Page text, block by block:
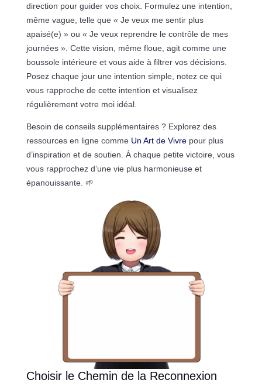
direction pour guider vos choix. Formulez une intention,
même vague, telle que « Je veux me sentir plus
apaisé(e) » ou « Je veux reprendre le contrôle de mes
journées ». Cette vision, même floue, agit comme une
boussole intérieure et vous aide à filtrer vos décisions.
Posez chaque jour une intention simple, notez ce qui
vous rapproche de cette intention et visualisez
régulièrement votre moi idéal.
Besoin de conseils supplémentaires ? Explorez des
ressources en ligne comme Un Art de Vivrepour plus
d’inspiration et de soutien. À chaque petite victoire, vous
vous rapprochez d’une vie plus harmonieuse et
épanouissante. 🌱
Choisir le Chemin de la Reconnexion